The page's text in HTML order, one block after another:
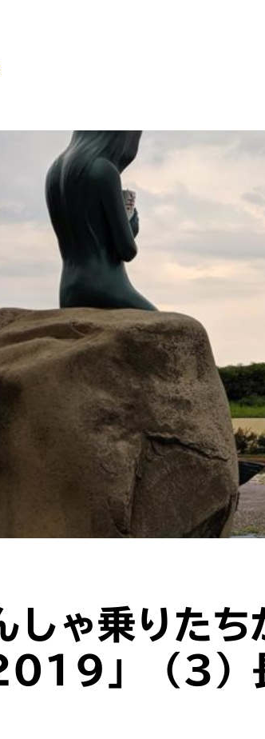
しゃ乗りたち
」（3）